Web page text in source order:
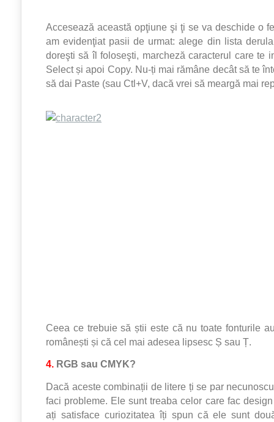
Accesează această opţiune şi ţi se va deschide o
am evidenţiat pasii de urmat: alege din lista
doreşti să îl foloseşti, marcheză caracterul care te
Select și apoi Copy. Nu-ți mai rămâne decât să te
să dai Paste (sau Ctl+V, dacă vrei să meargă mai
Ceea ce trebuie să știi este că nu toate fonturile
românești și că cel mai adesea lipsesc Ș sau Ț.
4. RGB sau CMYK?
Dacă aceste combinații de litere ți se par
faci probleme. Ele sunt treaba celor care fac
ați satisface curiozitatea îți spun că ele sunt